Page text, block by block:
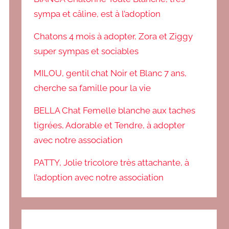
sympa et câline, est à l’adoption
Chatons 4 mois à adopter, Zora et Ziggy
super sympas et sociables
MILOU, gentil chat Noir et Blanc 7 ans,
cherche sa famille pour la vie
BELLA Chat Femelle blanche aux taches
tigrées, Adorable et Tendre, à adopter
avec notre association
PATTY, Jolie tricolore très attachante, à
l’adoption avec notre association